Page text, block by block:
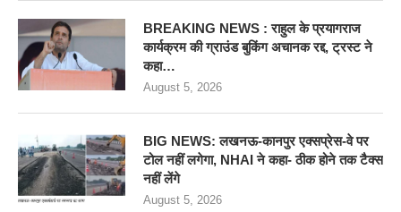
BREAKING NEWS : राहुल के प्रयागराज
कार्यक्रम की ग्राउंड बुकिंग अचानक रद्द, ट्रस्ट ने
कहा…
August 5, 2026
BIG NEWS: लखनऊ-कानपुर एक्सप्रेस-वे पर
टोल नहीं लगेगा, NHAI ने कहा- ठीक होने तक टैक्स
नहीं लेंगे
August 5, 2026